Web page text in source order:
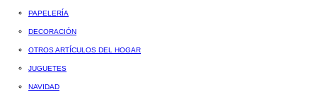
PAPELERÍA
DECORACIÓN
OTROS ARTÍCULOS DEL HOGAR
JUGUETES
NAVIDAD